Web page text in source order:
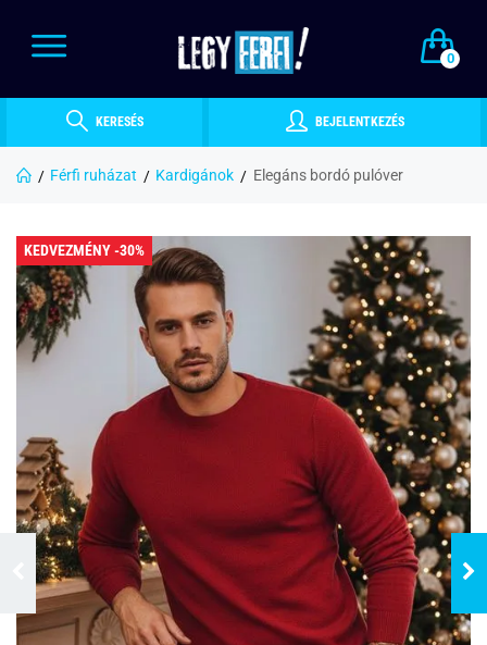
0
KERESÉS BEJELENTKEZÉS
Férfi ruházat Kardigánok Elegáns bordó pulóver
KEDVEZMÉNY -30%